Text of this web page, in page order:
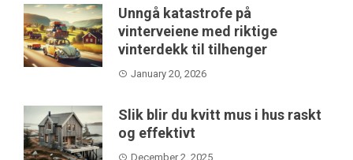
Unngå katastrofe på
vinterveiene med riktige
vinterdekk til tilhenger
January 20, 2026
Slik blir du kvitt mus i hus raskt
og effektivt
December 2, 2025